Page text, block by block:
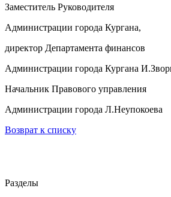
Заместитель Руководителя
Администрации города Кургана,
директор Департамента финансов
Администрации города Кургана
Начальник Правового управления
Администрации города Л.Неупокоева
Возврат к списку
Разделы